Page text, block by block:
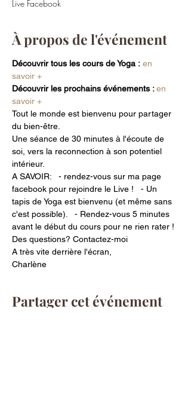
Live Facebook
À propos de l'événement
Découvrir tous les cours de Yoga : en
savoir +
Découvrir les prochains événements : en
savoir +
Tout le monde est bienvenu pour partager
du bien-être.
Une séance de 30 minutes à l'écoute de
soi, vers la reconnection à son potentiel
intérieur.
A SAVOIR:   - rendez-vous sur ma page
facebook pour rejoindre le Live !   - Un
tapis de Yoga est bienvenu (et même sans
c'est possible).   - Rendez-vous 5 minutes
avant le début du cours pour ne rien rater !
Des questions? Contactez-moi
A très vite derrière l'écran,
Charlène
Partager cet événement